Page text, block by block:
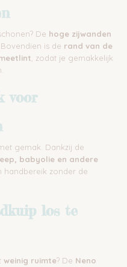
De hoge zijwanden
is de rand van de
, zodat je gemakkelijk
voor
gemak. Dankzij de
babyolie en andere
handbereik zonder de
los te
weinig ruimte? De Neno